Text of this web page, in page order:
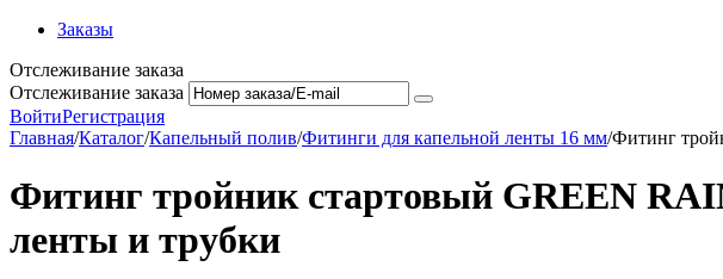
Заказы
Отслеживание заказа
Отслеживание заказа
ВойтиРегистрация
Главная/Каталог/Капельный полив/Фитинги для капельной ленты 16 мм/Фитинг
Фитинг тройник стартовый GREEN
ленты и трубки